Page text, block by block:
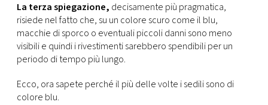
La terza spiegazione, decisamente più pragmatica,
risiede nel fatto che, su un colore scuro come il blu,
macchie di sporco o eventuali piccoli danni sono meno
visibili e quindi i rivestimenti sarebbero spendibili per un
periodo di tempo più lungo.
Ecco, ora sapete perché il più delle volte i sedili sono di
colore blu.